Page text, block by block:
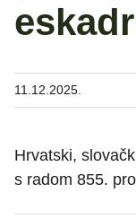
11.12.2025.
Hrvatski,
s radom 855.